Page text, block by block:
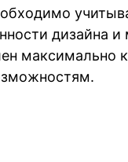
дизайна
максимально
BREAKING